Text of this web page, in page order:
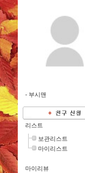
- 부시맨
리스트
보관리스트
마이리스트
마이리뷰